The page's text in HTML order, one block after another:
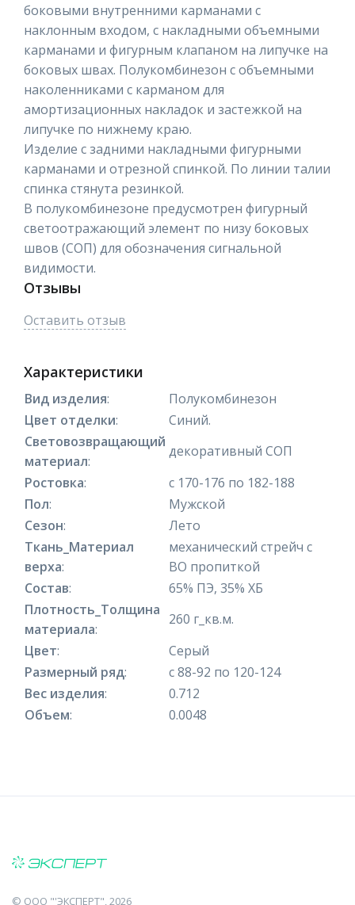
боковыми внутренними карманами с
наклонным входом, с накладными объемными
карманами и фигурным клапаном на липучке на
боковых швах. Полукомбинезон с объемными
наколенниками с карманом для
амортизационных накладок и застежкой на
липучке по нижнему краю.
Изделие с задними накладными фигурными
карманами и отрезной спинкой. По линии талии
спинка стянута резинкой.
В полукомбинезоне предусмотрен фигурный
светоотражающий элемент по низу боковых
швов (СОП) для обозначения сигнальной
видимости.
Отзывы
Оставить отзыв
Характеристики
Вид изделия:
Полукомбинезон
Цвет отделки:
Синий.
Световозвращающий
материал:
декоративный СОП
Ростовка:
с 170-176 по 182-188
Пол:
Мужской
Сезон:
Лето
Ткань_Материал
верха:
механический стрейч с
ВО пропиткой
Состав:
65% ПЭ, 35% ХБ
Плотность_Толщина
материала:
260 г_кв.м.
Цвет:
Серый
Размерный ряд:
с 88-92 по 120-124
Вес изделия:
0.712
Объем: 0.0048
© ООО "'ЭКСПЕРТ", 2026